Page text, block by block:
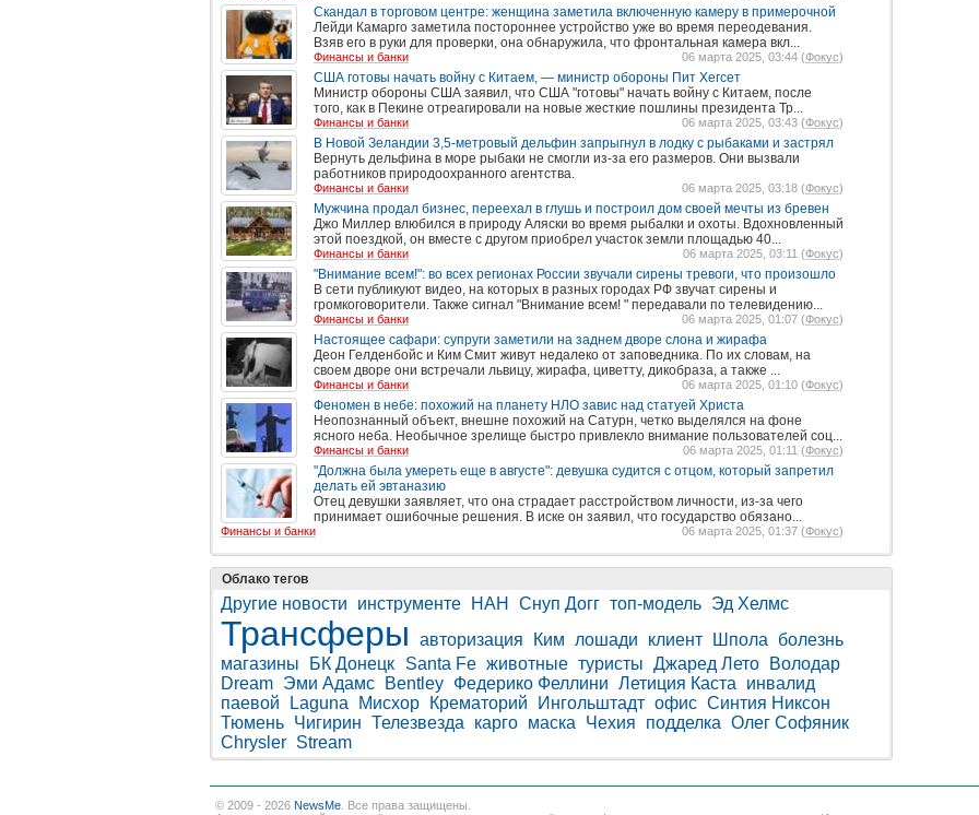
Скандал в торговом центре: женщина заметила включенную камеру в примерочной
Лейди Камарго заметила постороннее устройство уже во время переодевания.
Взяв его в руки для проверки, она обнаружила, что фронтальная камера вкл...
Финансы и банки 06 марта 2025, 03:44 (Фокус)
США готовы начать войну с Китаем, — министр обороны Пит Хегсет
Министр обороны США заявил, что США "готовы" начать войну с Китаем, после
того, как в Пекине отреагировали на новые жесткие пошлины президента Тр...
Финансы и банки 06 марта 2025, 03:43 (Фокус)
В Новой Зеландии 3,5-метровый дельфин запрыгнул в лодку с рыбаками и застрял
Вернуть дельфина в море рыбаки не смогли из-за его размеров. Они вызвали
работников природоохранного агентства.
Финансы и банки 06 марта 2025, 03:18 (Фокус)
Мужчина продал бизнес, переехал в глушь и построил дом своей мечты из бревен
Джо Миллер влюбился в природу Аляски во время рыбалки и охоты. Вдохновленный
этой поездкой, он вместе с другом приобрел участок земли площадью 40...
Финансы и банки 06 марта 2025, 03:11 (Фокус)
"Внимание всем!": во всех регионах России звучали сирены тревоги, что произошло
В сети публикуют видео, на которых в разных городах РФ звучат сирены и
громкоговорители. Также сигнал "Внимание всем! " передавали по телевидению...
Финансы и банки 06 марта 2025, 01:07 (Фокус)
Настоящее сафари: супруги заметили на заднем дворе слона и жирафа
Деон Гелденбойс и Ким Смит живут недалеко от заповедника. По их словам, на
своем дворе они встречали львицу, жирафа, циветту, дикобраза, а также ...
Финансы и банки 06 марта 2025, 01:10 (Фокус)
Феномен в небе: похожий на планету НЛО завис над статуей Христа
Неопознанный объект, внешне похожий на Сатурн, четко выделялся на фоне
ясного неба. Необычное зрелище быстро привлекло внимание пользователей соц...
Финансы и банки 06 марта 2025, 01:11 (Фокус)
"Должна была умереть еще в августе": девушка судится с отцом, который запретил
делать ей эвтаназию
Отец девушки заявляет, что она страдает расстройством личности, из-за чего
принимает ошибочные решения. В иске он заявил, что государство обязано...
Финансы и банки 06 марта 2025, 01:37 (Фокус)
Облако тегов
Другие новости инструменте НАН Снуп Догг топ-модель Эд Хелмс
Трансферы авторизация Ким лошади клиент Шпола
болезнь
магазины
БК Донецк Santa Fe животные туристы Джаред Лето
Володар
Dream Эми Адамс Bentley Федерико Феллини Летиция Каста
инвалид
паевой
Laguna Мисхор Крематорий Ингольштадт офис Синтия Никсон
Тюмень Чигирин Телезвезда карго маска Чехия подделка Олег Софяник
Chrysler Stream
© 2009 - 2026 NewsMe . Все права защищены.